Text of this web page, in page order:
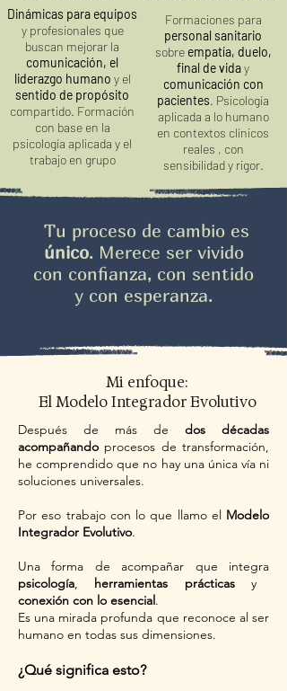
Dinámicas para equipos
y profesionales que
buscan mejorar la
comunicación, el
liderazgo humano y el
sentido de propósito
compartido. Formación
con base en la
psicología aplicada y el
trabajo en grupo
Formaciones para
personal sanitario
sobre empatía, duelo,
final de viday
comunicación con
pacientes. Psicología
aplicada a lo humano
en contextos clínicos
reales , con
sensibilidad y rigor.
Tu proceso de cambio es
único. Merece ser vivido
con confianza, con sentido
y con esperanza.
Mi enfoque:
El Modelo Integrador Evolutivo
Después de más de dos décadas
acompañando procesos de transformación,
he comprendido que no hay una única vía ni
soluciones universales.
Por eso trabajo con lo que llamo el Modelo
Integrador Evolutivo.
Una forma de acompañar que integra
psicología, herramientas prácticasy
conexión con lo esencial.
Es una mirada profunda que reconoce al ser
humano en todas sus dimensiones.
¿Qué significa esto?